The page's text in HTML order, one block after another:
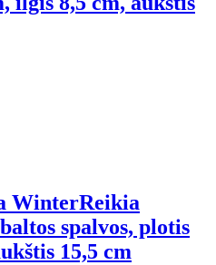
WinterReikia
spalvos, plotis
15,5 cm